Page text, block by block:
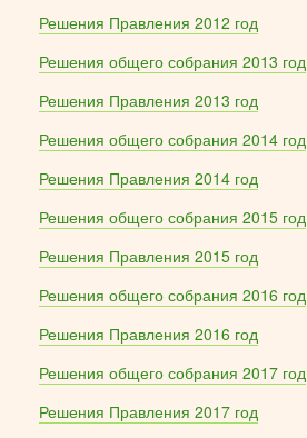
Решения Правления 2012 год
Решения общего собрания 2013 год
Решения Правления 2013 год
Решения общего собрания 2014 год
Решения Правления 2014 год
Решения общего собрания 2015 год
Решения Правления 2015 год
Решения общего собрания 2016 год
Решения Правления 2016 год
Решения общего собрания 2017 год
Решения Правления 2017 год